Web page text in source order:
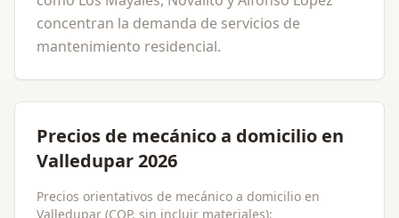
concentran la demanda de servicios de
mantenimiento residencial.
Precios de mecánico a domicilio en
Valledupar 2026
Precios orientativos de mecánico a domicilio en
Valledupar (COP, sin incluir materiales):